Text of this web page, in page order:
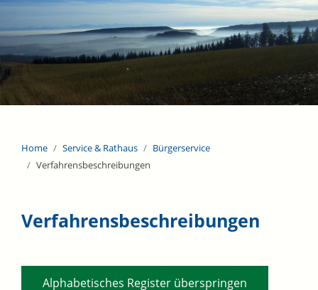
Home Service & Rathaus
Bürgerservice
Verfahrensbeschreibungen
Verfahrensbeschreibungen
Alphabetisches Register überspringen